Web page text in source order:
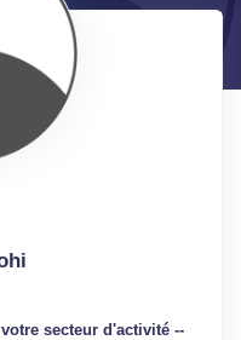
secteur d'activité --